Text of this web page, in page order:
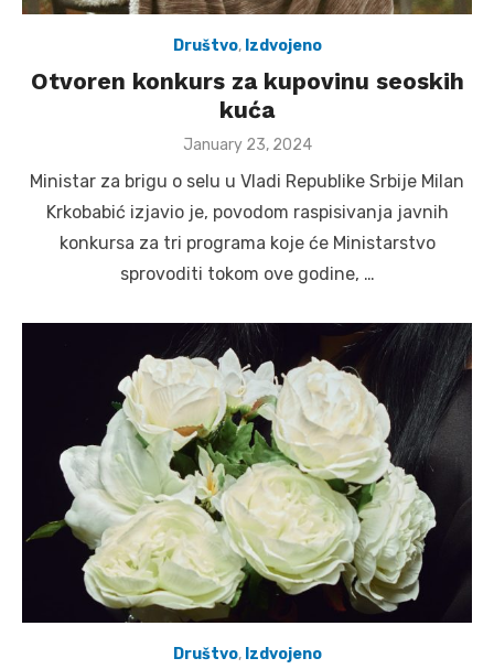
Društvo, Izdvojeno
Otvoren konkurs za kupovinu seoskih
kuća
Posted
January 23, 2024
Ministar za brigu o selu u Vladi Republike Srbije Milan
Krkobabić izjavio je, povodom raspisivanja javnih
konkursa za tri programa koje će Ministarstvo
sprovoditi tokom ove godine, …
Društvo, Izdvojeno